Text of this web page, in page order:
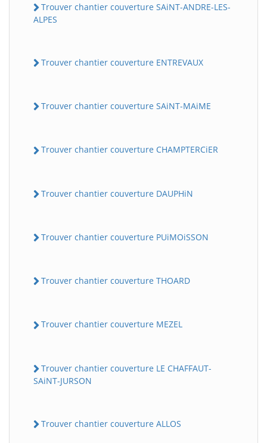
Trouver chantier couverture SAiNT-ANDRE-LES-
ALPES
Trouver chantier couverture ENTREVAUX
Trouver chantier couverture SAiNT-MAiME
Trouver chantier couverture CHAMPTERCiER
Trouver chantier couverture DAUPHiN
Trouver chantier couverture PUiMOiSSON
Trouver chantier couverture THOARD
Trouver chantier couverture MEZEL
Trouver chantier couverture LE CHAFFAUT-
SAiNT-JURSON
Trouver chantier couverture ALLOS